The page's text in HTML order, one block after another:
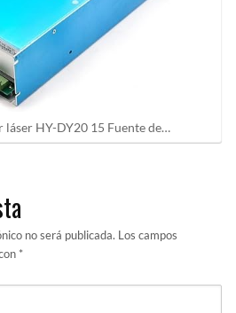
láser HY-DY20 15 Fuente de…
no será publicada. Los campos
*